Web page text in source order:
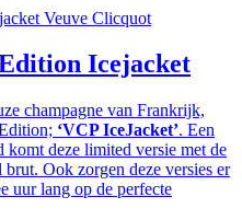
Veuve Clicquot
Icejacket
champagne van Frankrijk,
‘VCPIceJacket’. Een
komt deze limited versie met de
Ook zorgen deze versies er
uur lang op de perfecte